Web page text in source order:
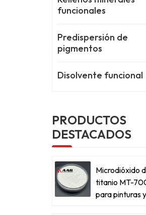
funcionales
Predispersión de
pigmentos
Disolvente funcional
PRODUCTOS
DESTACADOS
Microdióxido
titanio MT-
para pinturas y